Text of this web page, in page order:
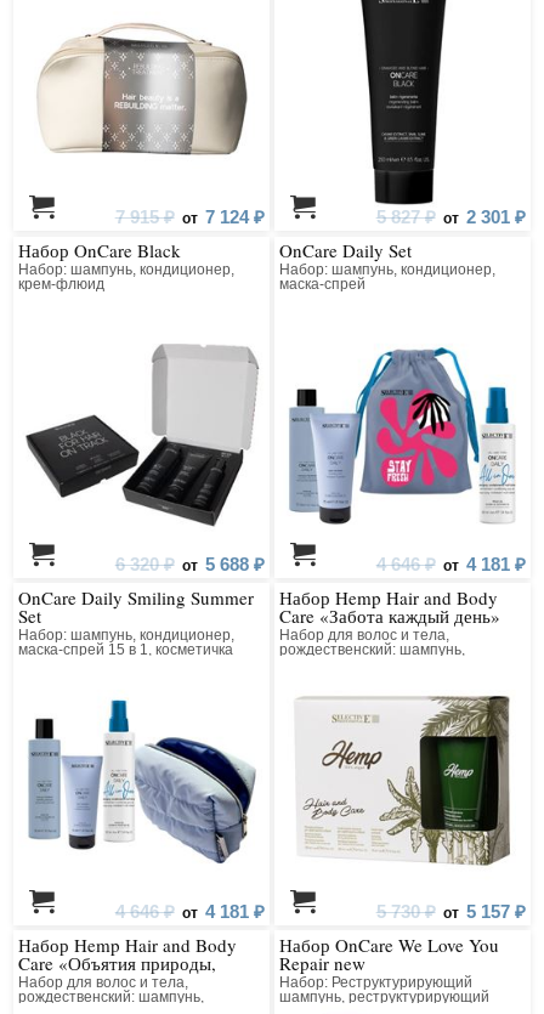
7 915 ₽ от 7 124 ₽ 5 827 ₽ от 2 301 ₽
Набор OnCare Black
Набор: шампунь, кондиционер,
крем-флюид
6 320 ₽ от 5 688 ₽
OnCare Daily Set
Набор: шампунь, кондиционер,
маска-спрей
4 646 ₽ от 4 181 ₽
OnCare Daily Smiling Summer
Set
Набор: шампунь, кондиционер,
маска-спрей 15 в 1, косметичка
4 646 ₽ от 4 181 ₽
Набор Hemp Hair and Body
Care «Забота каждый день»
Набор для волос и тела,
рождественский: шампунь,
5 730 ₽ от 5 157 ₽
Набор Hemp Hair and Body
Care «Объятия природы,
полные заботы»
Набор для волос и тела,
рождественский: шампунь,
Набор OnCare We Love You
Repair new
Набор: Реструктурирующий
шампунь, реструктурирующий